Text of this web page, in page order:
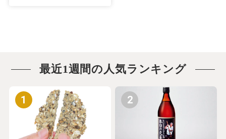
最近1週間の人気ランキング
1 2